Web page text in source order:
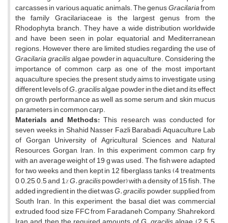
carcasses in various aquatic animals. The genusGracilariafrom
the family Gracilariaceae is the largest genus from the
Rhodophyta branch. They have a wide distribution worldwide
and have been seen in polar, equatorial, and Mediterranean
regions. However, there are limited studies regarding the use of
Gracilaria gracilisalgae powder in aquaculture. Considering the
importance of common carp as one of the most important
aquaculture species, the present study aims to investigate using
different levels ofG. gracilisalgae powder in the diet and its effect
on growth performance as well as some serum and skin mucus
parameters in common carp.
Materials and Methods:This research was conducted for
seven weeks in Shahid Nasser Fazli Barabadi Aquaculture Lab
of Gorgan University of Agricultural Sciences and Natural
Resources, Gorgan, Iran. In this experiment, common carp fry
with an average weight of 19 g was used. The fish were adapted
for two weeks and then kept in 12 fiberglass tanks (4 treatments
0, 0.25, 0.5 and 1%G. gracilispowder) with a density of 15 fish. The
added ingredient in the diet wasG. gracilispowder, supplied from
South Iran. In this experiment, the basal diet was commercial
extruded food size FFC from Faradaneh Company, Shahrekord,